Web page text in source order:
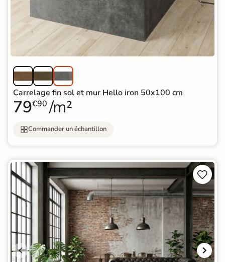
Carrelage fin sol et mur Hello iron 50x100 cm
79€90 /m²
Commander un échantillon

